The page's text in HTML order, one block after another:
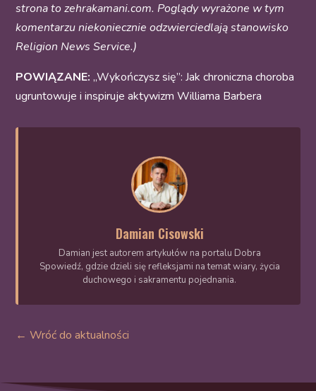
strona to zehrakamani.com. Poglądy wyrażone w tym
komentarzu niekoniecznie odzwierciedlają stanowisko
Religion News Service.)
POWIĄZANE: „Wykończysz się”: Jak chroniczna choroba
ugruntowuje i inspiruje aktywizm Williama Barbera
Damian Cisowski
Damian jest autorem artykułów na portalu Dobra
Spowiedź, gdzie dzieli się refleksjami na temat wiary, życia
duchowego i sakramentu pojednania.
← Wróć do aktualności